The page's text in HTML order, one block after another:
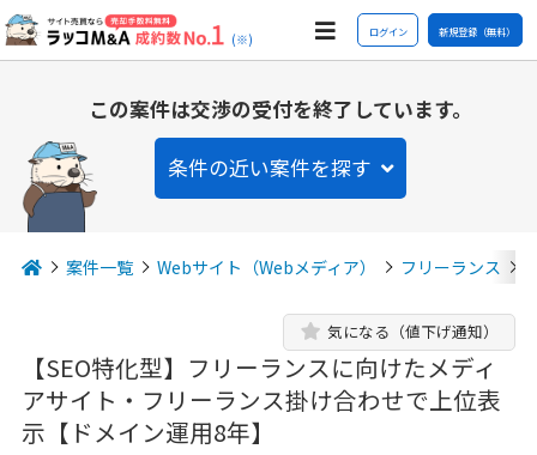
(※) ログイン 新規登録（無料）
この案件は交渉の受付を終了しています。
条件の近い案件を探す
案件一覧 Webサイト（Webメディア） フリーランス
【SEO特化型】フリーランスに向けたメディ
アサイト・フリーランス掛け合わせで上位表
示【ドメイン運用8年】
気になる（値下げ通知）